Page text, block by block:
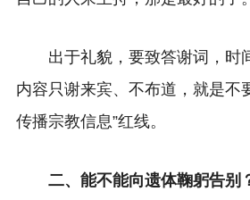
出于礼貌，要致答谢词，时
内容只谢来宾、不布道，就是不
传播宗教信息”红线。
二、能不能向遗体鞠躬告别